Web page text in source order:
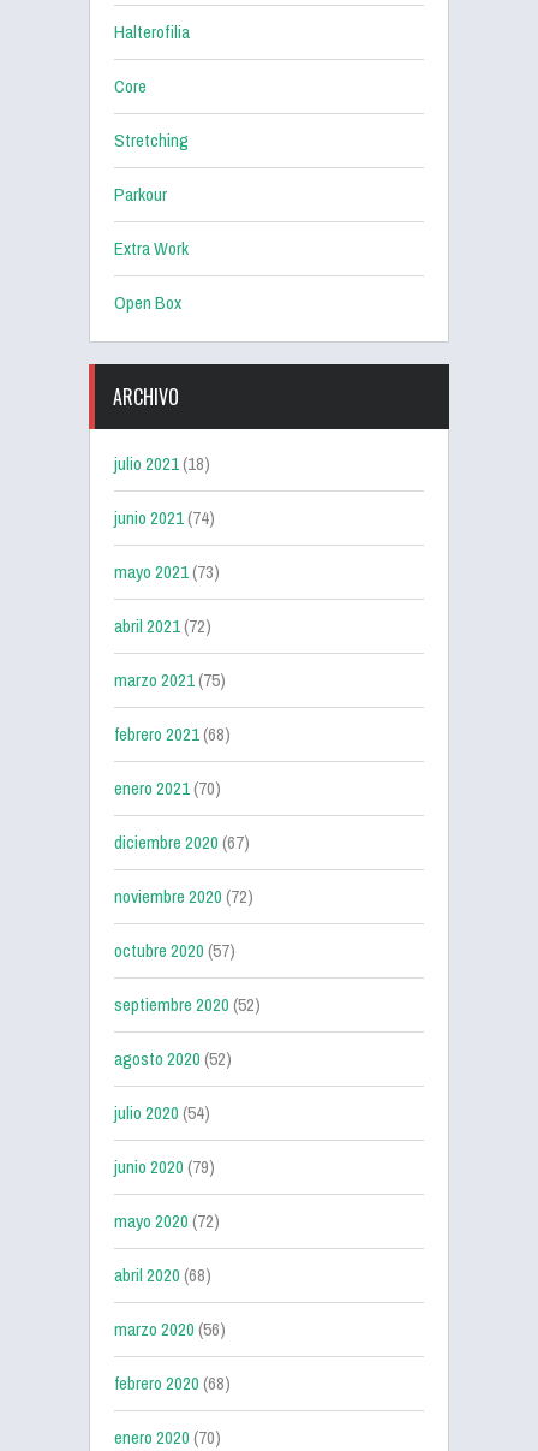
Halterofilia
Core
Stretching
Parkour
Extra Work
Open Box
ARCHIVO
julio 2021(18)
junio 2021(74)
mayo 2021(73)
abril 2021(72)
marzo 2021(75)
febrero 2021(68)
enero 2021(70)
diciembre 2020(67)
noviembre 2020(72)
octubre 2020(57)
septiembre 2020(52)
agosto 2020(52)
julio 2020(54)
junio 2020(79)
mayo 2020(72)
abril 2020(68)
marzo 2020(56)
febrero 2020(68)
enero 2020(70)